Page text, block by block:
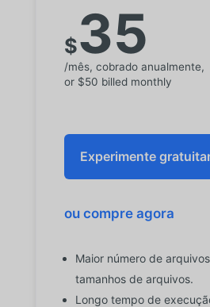
$35
/mês, cobrado anualmente,
or $50 billed monthly
Experimente
ou compre agora
Maior número de
tamanhos de arquivos.
Longo tempo de